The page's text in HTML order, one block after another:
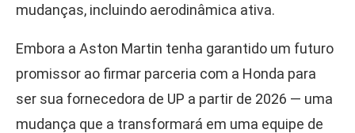
mudanças, incluindo aerodinâmica ativa.
Embora a Aston Martin tenha garantido um futuro
promissor ao firmar parceria com a Honda para
ser sua fornecedora de UP a partir de 2026 — uma
mudança que a transformará em uma equipe de